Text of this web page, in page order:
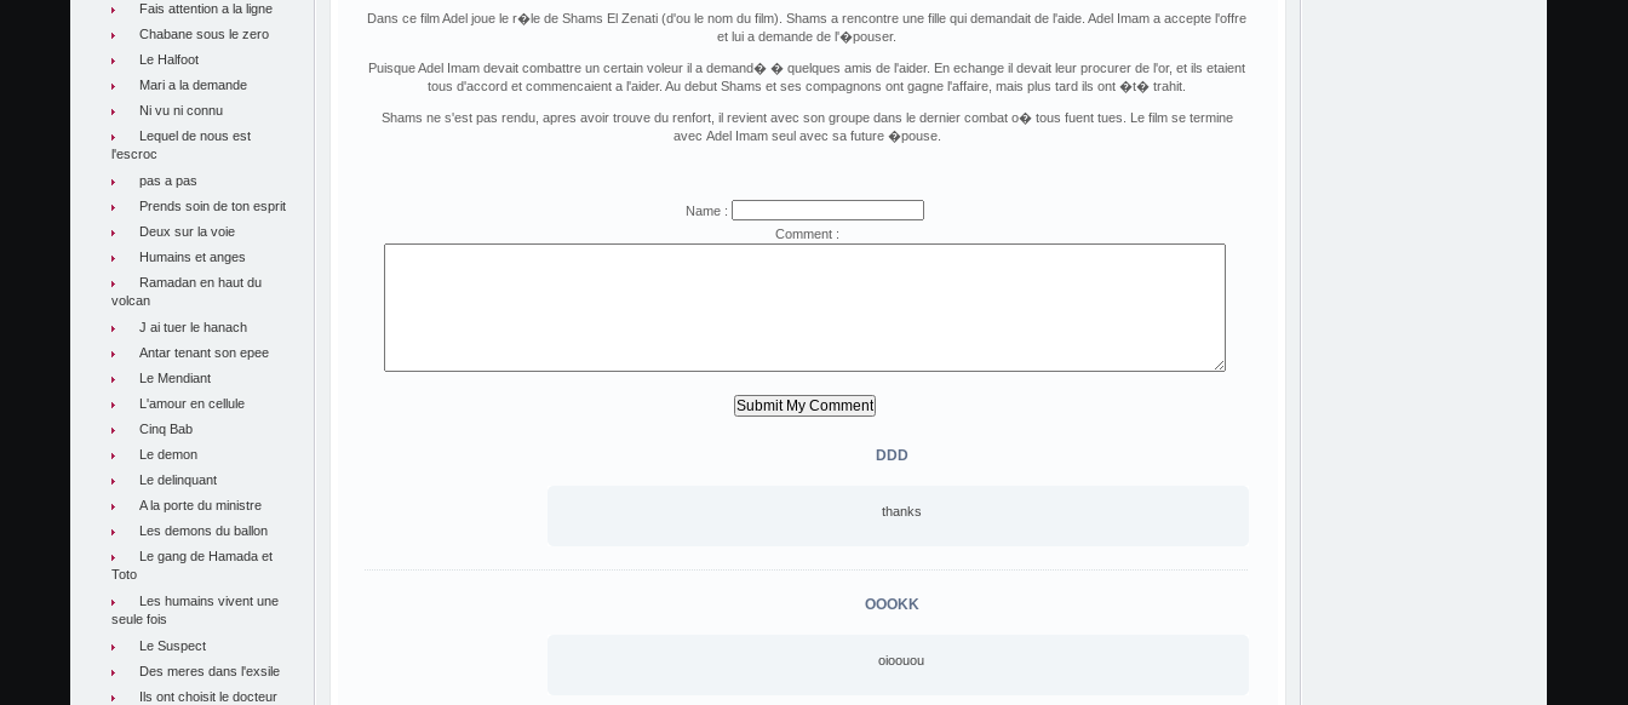
Fais attention a la ligne
Chabane sous le zero
Le Halfoot
Mari a la demande
Ni vu ni connu
Lequel de nous est
l'escroc
pas a pas
Prends soin de ton esprit
Deux sur la voie
Humains et anges
Ramadan en haut du
volcan
J ai tuer le hanach
Antar tenant son epee
Le Mendiant
L'amour en cellule
Cinq Bab
Le demon
Le delinquant
A la porte du ministre
Les demons du ballon
Le gang de Hamada et
Toto
Les humains vivent une
seule fois
Le Suspect
Des meres dans l'exsile
Ils ont choisit le docteur
Dans ce film Adel joue le r�le de Shams El Zenati (d'ou le nom du film). Shams a rencontre une fille qui demandait de l'aide. Adel Imam a accepte l'offre
et lui a demande de l'�pouser.
Puisque Adel Imam devait combattre un certain voleur il a demand� � quelques amis de l'aider. En echange il devait leur procurer de l'or, et ils etaient
tous d'accord et commencaient a l'aider. Au debut Shams et ses compagnons ont gagne l'affaire, mais plus tard ils ont �t� trahit.
Shams ne s'est pas rendu, apres avoir trouve du renfort, il revient avec son groupe dans le dernier combat o� tous fuent tues. Le film se termine
avec Adel Imam seul avec sa future �pouse.
Name :
Comment :
DDD
thanks
OOOKK
oioouou